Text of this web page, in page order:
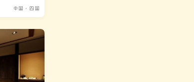
中国・四国